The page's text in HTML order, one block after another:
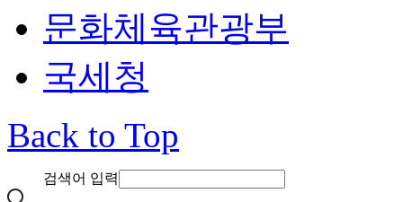
문화체육관광부
국세청
Back to Top
검색어 입력